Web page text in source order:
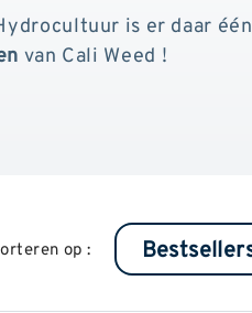
is er daar één
van Cali Weed !
op :